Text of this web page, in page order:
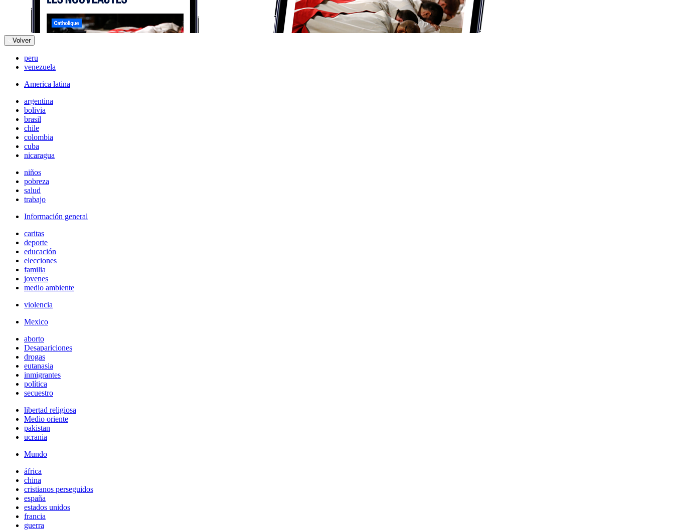
Volver
peru
venezuela
America latina
argentina
bolivia
brasil
chile
colombia
cuba
nicaragua
niños
pobreza
salud
trabajo
Información general
caritas
deporte
educación
elecciones
familia
jovenes
medio ambiente
violencia
Mexico
aborto
Desapariciones
drogas
eutanasia
inmigrantes
política
secuestro
libertad religiosa
Medio oriente
pakistan
ucrania
Mundo
áfrica
china
cristianos perseguidos
españa
estados unidos
francia
guerra